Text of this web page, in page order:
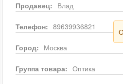
Продавец: Влад
Телефон: 89639936821
Город: Москва
Группа товара: Оптика